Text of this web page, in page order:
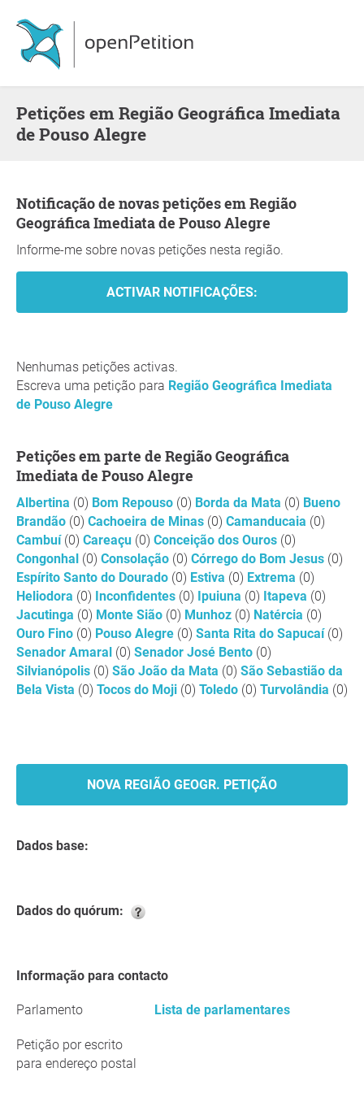
Petições em Região Geográfica Imediata
de Pouso Alegre
Notificação de novas petições em Região
Geográfica Imediata de Pouso Alegre
Informe-me sobre novas petições nesta região.
Nenhumas petições activas.
Escreva uma petição para Região Geográfica Imediata
de Pouso Alegre
Petições em parte de Região Geográfica
Imediata de Pouso Alegre
Albertina (0) Bom Repouso (0) Borda da Mata (0) Bueno
Brandão (0) Cachoeira de Minas (0) Camanducaia (0)
Cambuí (0) Careaçu (0) Conceição dos Ouros (0)
Congonhal (0) Consolação (0) Córrego do Bom Jesus (0)
Espírito Santo do Dourado (0) Estiva (0) Extrema (0)
Heliodora (0) Inconfidentes (0) Ipuiuna (0) Itapeva (0)
Jacutinga (0) Monte Sião (0) Munhoz (0) Natércia (0)
Ouro Fino (0) Pouso Alegre (0) Santa Rita do Sapucaí (0)
Senador Amaral (0) Senador José Bento (0)
Silvianópolis (0) São João da Mata (0) São Sebastião da
Bela Vista (0) Tocos do Moji (0) Toledo (0) Turvolândia (0)
NOVA REGIÃO GEOGR. PETIÇÃO
Dados base:
Dados do quórum:
Informação para contacto
Parlamento Lista de parlamentares
Petição por escrito
para endereço postal